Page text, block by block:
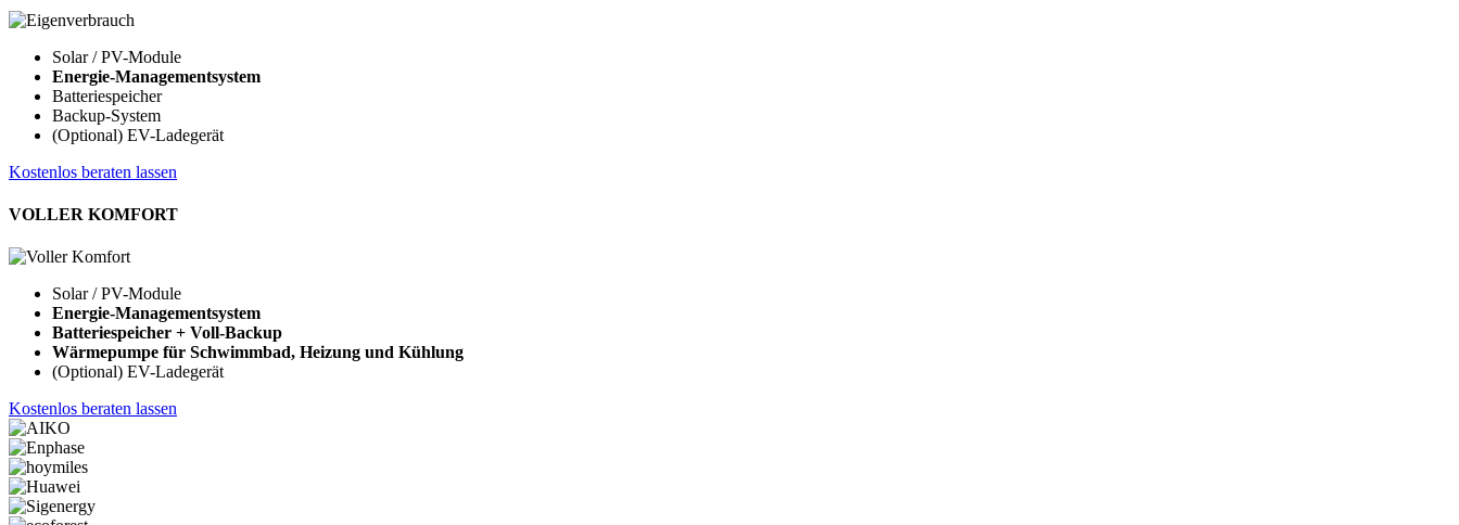
Solar / PV-Module
Energie-Managementsystem
Batteriespeicher
Backup-System
(Optional) EV-Ladegerät
Kostenlos beraten lassen
VOLLER KOMFORT
Solar / PV-Module
Energie-Managementsystem
Batteriespeicher + Voll-Backup
Wärmepumpe für Schwimmbad, Heizung und Kühlung
(Optional) EV-Ladegerät
Kostenlos beraten lassen